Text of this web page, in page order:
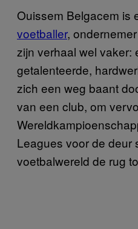
Ouissem Belgacem is
voetballer,
zijn verhaal wel vaker:
getalenteerde,
zich een weg baant
van een club, om
Leagues voor de deur
voetbalwereld de rug